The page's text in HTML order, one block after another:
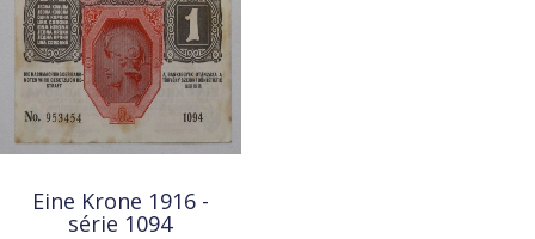
Eine Krone 1916 -
série 1094